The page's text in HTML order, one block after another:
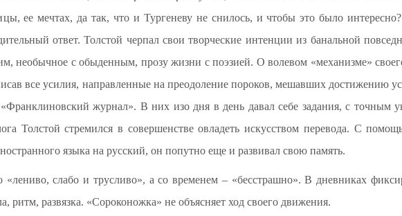
ее мечтах, да так, что и Тургеневу не снилось, и чтобы это было
ответ. Толстой черпал свои творческие интенции из банальной
необычное с обыденным, прозу жизни с поэзией. О волевом «механизме»
все усилия, направленные на преодоление пороков, мешавших достижению
журнал». В них изо дня в день давал себе задания, с точным
Толстой стремился в совершенстве овладеть искусством перевода. С
языка на русский, он попутно еще и развивал свою память.
«лениво, слабо и трусливо», а со временем – «бесстрашно». В дневниках
ритм, развязка. «Сороконожка» не объясняет ход своего движения.